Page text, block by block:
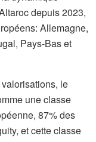
depuis 2023,
Allemagne,
Pays-Bas et
le
une classe
87% des
et cette classe